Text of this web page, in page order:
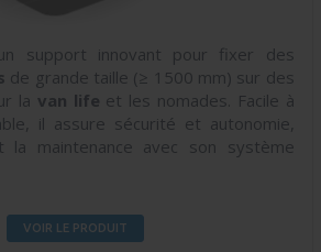
support innovant pour fixer des
de grande taille (≥ 1500 mm) sur des
la van life et les nomades. Facile à
il assure sécurité et autonomie,
la maintenance avec son système
VOIR LE PRODUIT